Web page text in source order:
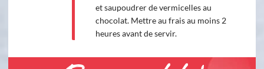
et saupoudrer de vermicelles au
chocolat. Mettre au frais au moins 2
heures avant de servir.